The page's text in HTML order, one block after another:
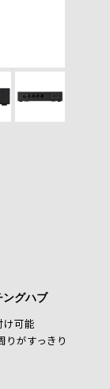
ングハブ
け可能
りがすっきり